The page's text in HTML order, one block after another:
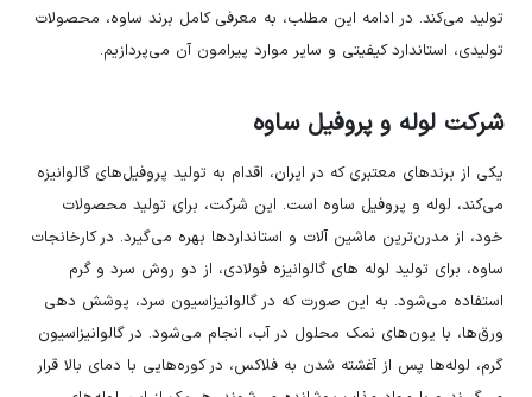
تولید می‌کند. در ادامه این مطلب، به معرفی کامل برند ساوه، محصولات
تولیدی، استاندارد کیفیتی و سایر موارد پیرامون آن می‌پردازیم.
شرکت لوله و پروفیل ساوه
یکی از برندهای معتبری که در ایران، اقدام به تولید پروفیل‌های گالوانیزه
می‌کند، لوله و پروفیل ساوه است. این شرکت، برای تولید محصولات
خود، از مدرن‌ترین ماشین آلات و استانداردها بهره می‌گیرد. در کارخانجات
ساوه، برای تولید لوله های گالوانیزه فولادی، از دو روش سرد و گرم
استفاده می‌شود. به این صورت که در گالوانیزاسیون سرد، پوشش دهی
ورق‌ها، با یون‌های نمک محلول در آب، انجام می‌شود. در گالوانیزاسیون
گرم، لوله‌ها پس از آغشته شدن به فلاکس، در کوره‌هایی با دمای بالا قرار